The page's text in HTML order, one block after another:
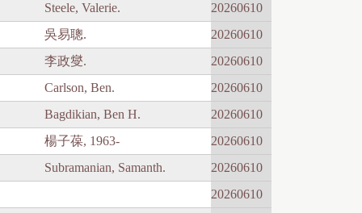
Steele, Valerie.
20260610
吳易聰.
20260610
李政燮.
20260610
Carlson, Ben.
20260610
Bagdikian, Ben H.
20260610
楊子葆, 1963-
20260610
Subramanian, Samanth.
20260610
20260610